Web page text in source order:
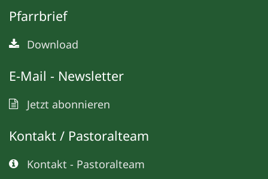
Pfarrbrief
Download
E-Mail - Newsletter
Jetzt abonnieren
Kontakt / Pastoralteam
Kontakt - Pastoralteam